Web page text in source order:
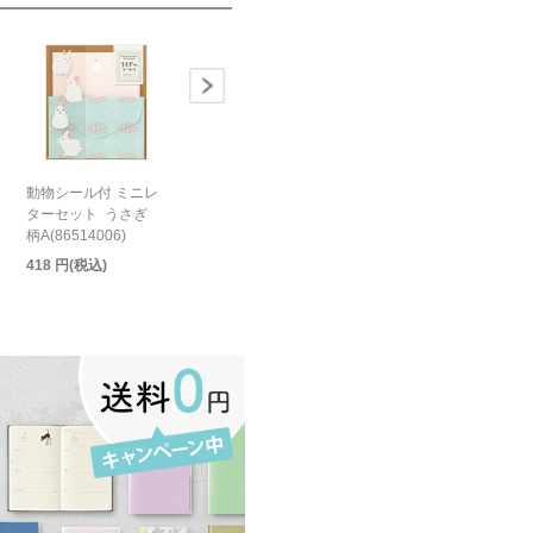
動物シール付 ミニレ
ターセット うさぎ
柄A(86514006)
418 円(税込)